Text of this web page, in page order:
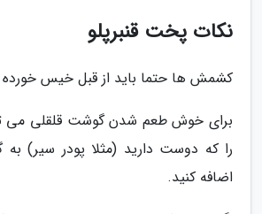
نکات پخت قنبرپلو
کشمش ها حتما باید از قبل خیس خورده
برای خوش طعم شدن گوشت قلقلی می
را که دوست دارید (مثلا پودر سیر)
اضافه کنید.